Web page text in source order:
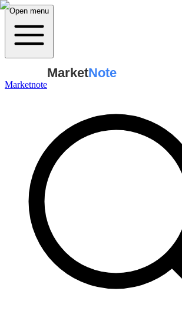
Open menu
Marketnote
MarketNote